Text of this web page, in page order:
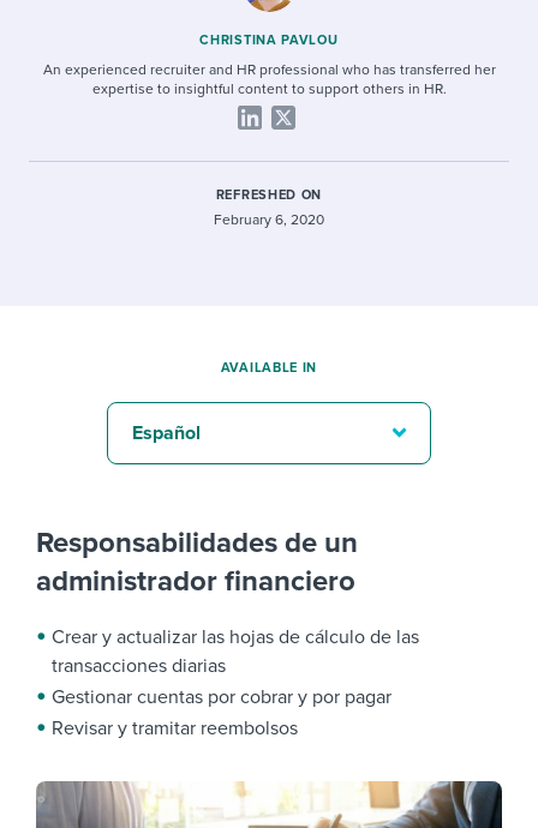
Candidate/employee experiences
CHRISTINA PAVLOU
An experienced recruiter and HR professional who has transferred her
expertise to insightful content to support others in HR.
REFRESHED ON
February 6, 2020
Responsabilidades de un
administrador financiero
Crear y actualizar las hojas de cálculo de las
transacciones diarias
Gestionar cuentas por cobrar y por pagar
Revisar y tramitar reembolsos
AVAILABLE IN
Español